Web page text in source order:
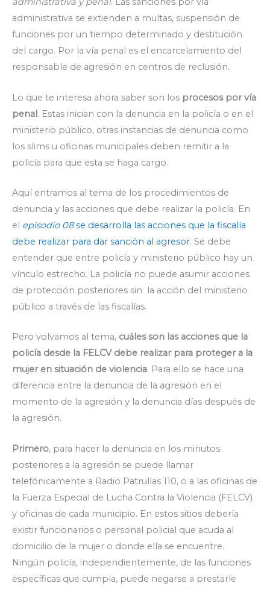
administrativa se extienden a multas, suspensión de
funciones por un tiempo determinado y destitución
del cargo. Por la vía penal es el encarcelamiento del
responsable de agresión en centros de reclusión.
Lo que te interesa ahora saber son los procesos por vía
penal. Estas inician con la denuncia en la policía o en el
ministerio público, otras instancias de denuncia como
los slims u oficinas municipales deben remitir a la
policía para que esta se haga cargo.
Aquí entramos al tema de los procedimientos de
denuncia y las acciones que debe realizar la policía. En
el episodio 08se desarrolla las acciones que la fiscalía
debe realizar para dar sanción al agresor. Se debe
entender que entre policía y ministerio público hay un
vínculo estrecho. La policía no puede asumir acciones
de protección posteriores sin la acción del ministerio
público a través de las fiscalías.
Pero volvamos al tema, cuáles son las acciones que la
policía desde la FELCV debe realizar para proteger a la
mujer en situación de violencia. Para ello se hace una
diferencia entre la denuncia de la agresión en el
momento de la agresión y la denuncia días después de
la agresión.
Primero, para hacer la denuncia en los minutos
posteriores a la agresión se puede llamar
telefónicamente a Radio Patrullas 110, o a las oficinas de
la Fuerza Especial de Lucha Contra la Violencia (FELCV)
y oficinas de cada municipio. En estos sitios debería
existir funcionarios o personal policial que acuda al
domicilio de la mujer o donde ella se encuentre.
Ningún policía, independientemente, de las funciones
específicas que cumpla, puede negarse a prestarle